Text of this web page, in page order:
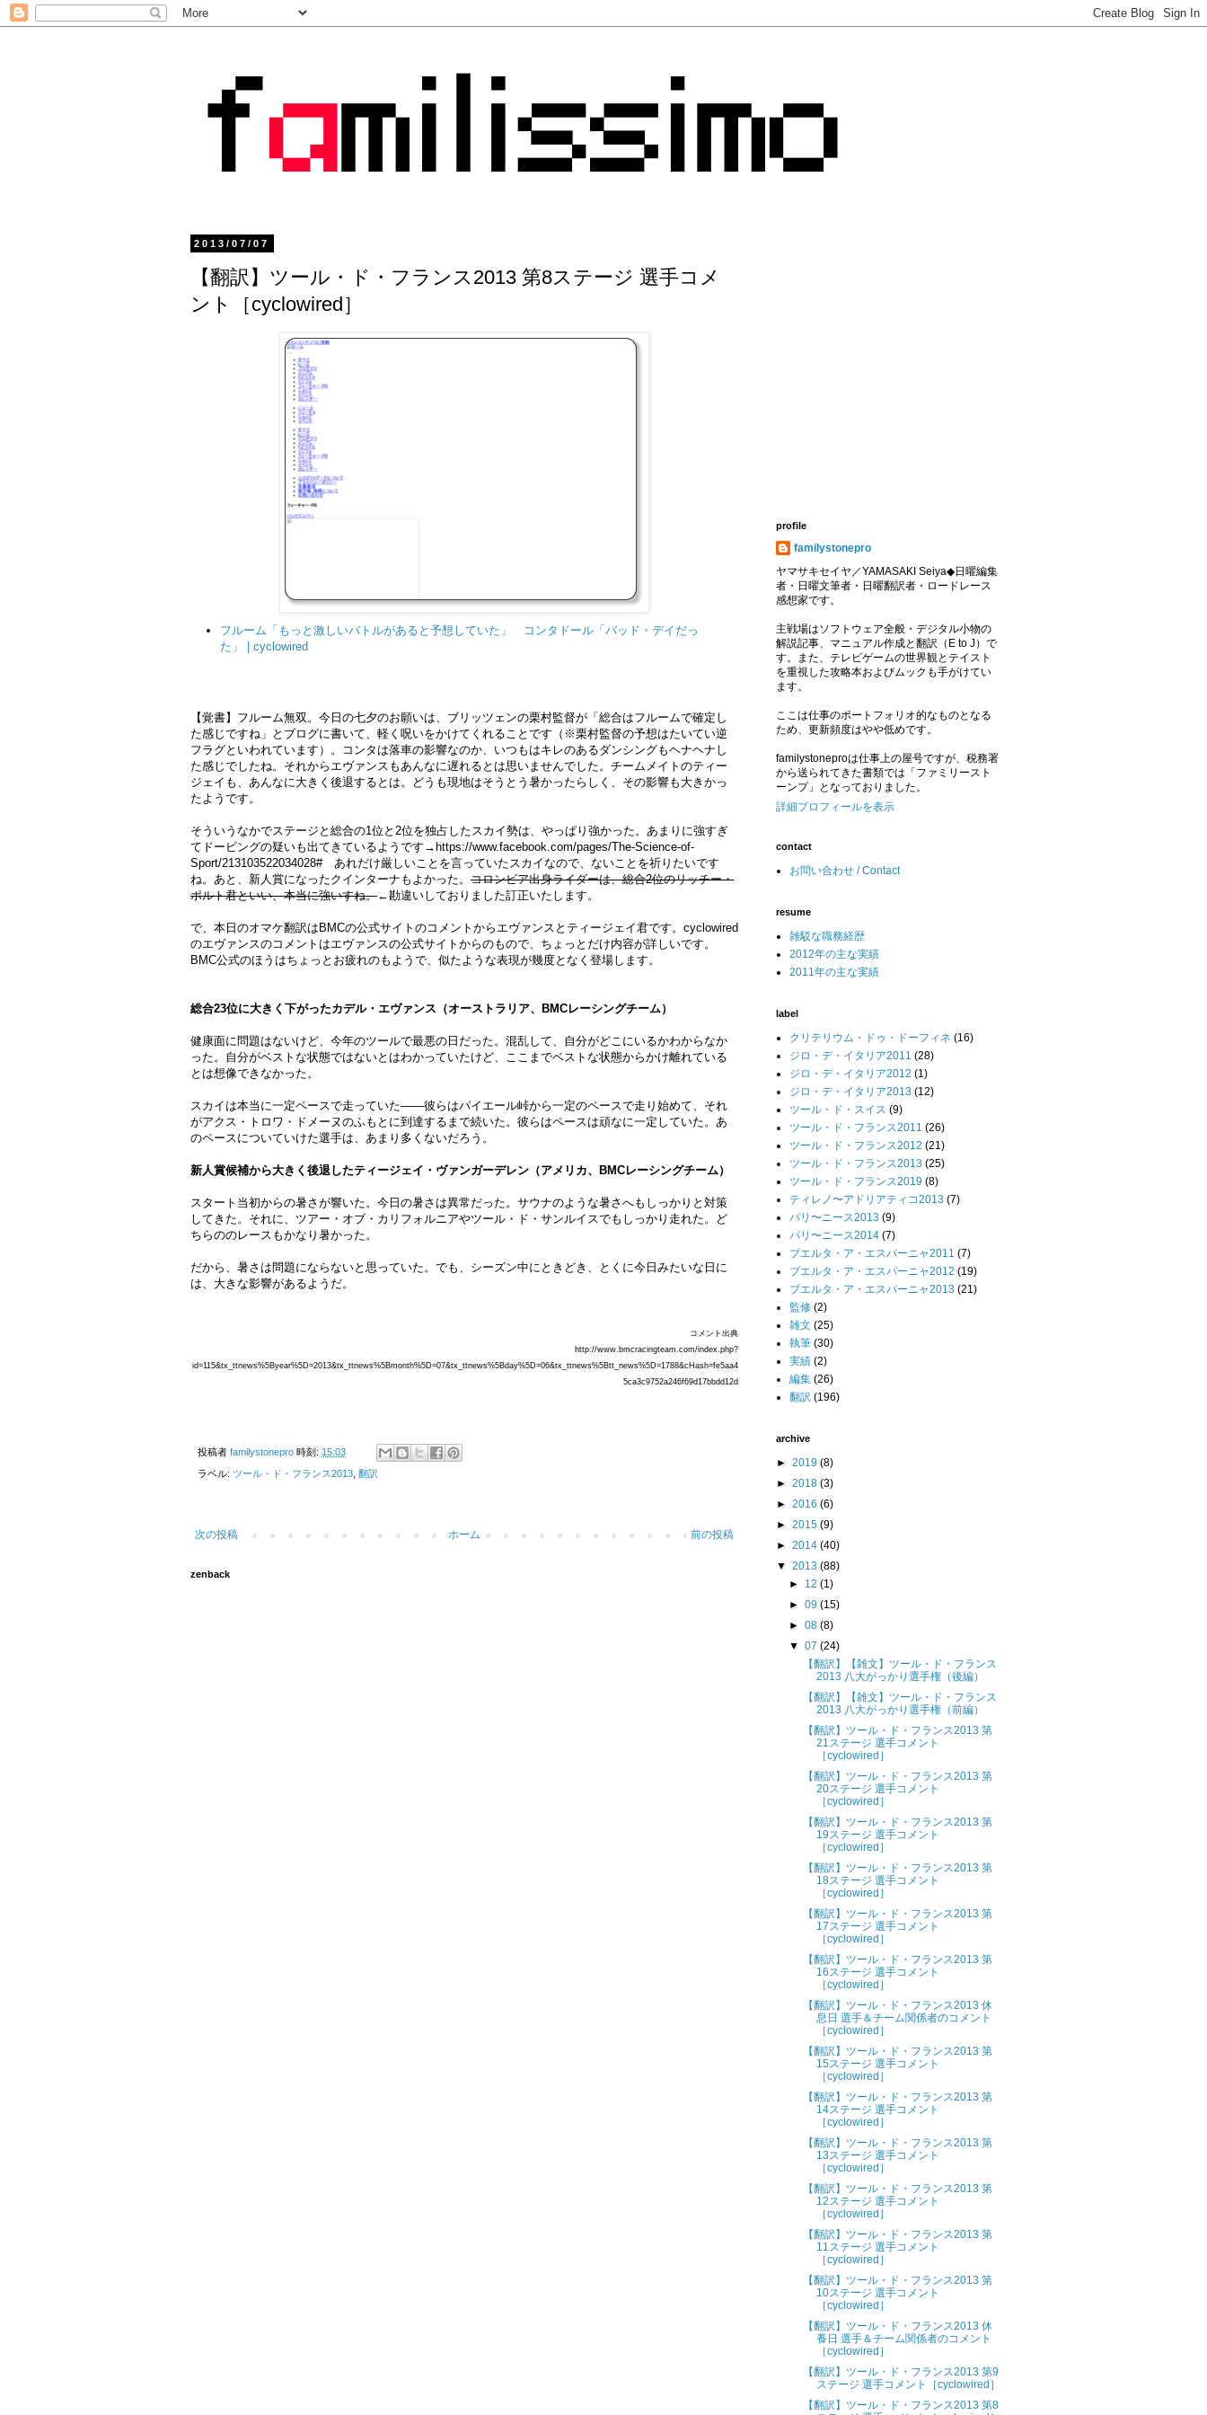
2013/07/07
【翻訳】ツール・ド・フランス2013 第8ステージ 選手コメ
ント［cyclowired］
フルーム「もっと激しいバトルがあると予想していた」 コンタドール「バッド・デイだっ
た」 | cyclowired
【覚書】フルーム無双。今日の七夕のお願いは、ブリッツェンの栗村監督が「総合はフルームで確定し
た感じですね」とブログに書いて、軽く呪いをかけてくれることです（※栗村監督の予想はたいてい逆
フラグといわれています）。コンタは落車の影響なのか、いつもはキレのあるダンシングもヘナヘナし
た感じでしたね。それからエヴァンスもあんなに遅れるとは思いませんでした。チームメイトのティー
ジェイも、あんなに大きく後退するとは。どうも現地はそうとう暑かったらしく、その影響も大きかっ
たようです。
そういうなかでステージと総合の1位と2位を独占したスカイ勢は、やっぱり強かった。あまりに強すぎ
てドーピングの疑いも出てきているようです→https://www.facebook.com/pages/The-Science-of-
Sport/213103522034028# あれだけ厳しいことを言っていたスカイなので、ないことを祈りたいです
ね。あと、新人賞になったクインターナもよかった。 コロンビア出身ライダーは、総合2位のリッチー・
ポルト君といい、本当に強いすね。←勘違いしておりました訂正いたします。
で、本日のオマケ翻訳はBMCの公式サイトのコメントからエヴァンスとティージェイ君です。cyclowired
のエヴァンスのコメントはエヴァンスの公式サイトからのもので、ちょっとだけ内容が詳しいです。
BMC公式のほうはちょっとお疲れのもようで、似たような表現が幾度となく登場します。
総合23位に大きく下がったカデル・エヴァンス（オーストラリア、BMCレーシングチーム）
健康面に問題はないけど、今年のツールで最悪の日だった。混乱して、自分がどこにいるかわからなか
った。自分がベストな状態ではないとはわかっていたけど、ここまでベストな状態からかけ離れている
とは想像できなかった。
スカイは本当に一定ペースで走っていた——彼らはパイエール峠から一定のペースで走り始めて、それ
がアクス・トロワ・ドメーヌのふもとに到達するまで続いた。彼らはペースは頑なに一定していた。あ
のペースについていけた選手は、あまり多くないだろう。
新人賞候補から大きく後退したティージェイ・ヴァンガーデレン（アメリカ、BMCレーシングチーム）
スタート当初からの暑さが響いた。今日の暑さは異常だった。サウナのような暑さへもしっかりと対策
してきた。それに、ツアー・オブ・カリフォルニアやツール・ド・サンルイスでもしっかり走れた。ど
ちらののレースもかなり暑かった。
だから、暑さは問題にならないと思っていた。でも、シーズン中にときどき、とくに今日みたいな日に
は、大きな影響があるようだ。
コメント出典
http://www.bmcracingteam.com/index.php?
id=115&tx_ttnews%5Byear%5D=2013&tx_ttnews%5Bmonth%5D=07&tx_ttnews%5Bday%5D=06&tx_ttnews%5Btt_news%5D=1788&cHash=fe5aa4
5ca3c9752a246f69d17bbdd12d
投稿者 familystonepro 時刻: 15:03
ラベル: ツール・ド・フランス2013, 翻訳
次の投稿 前の投稿
ホーム
zenback
profile
familystonepro
ヤマサキセイヤ／YAMASAKI Seiya◆日曜編集
者・日曜文筆者・日曜翻訳者・ロードレース
感想家です。
主戦場はソフトウェア全般・デジタル小物の
解説記事、マニュアル作成と翻訳（E to J）で
す。また、テレビゲームの世界観とテイスト
を重視した攻略本およびムックも手がけてい
ます。
ここは仕事のポートフォリオ的なものとなる
ため、更新頻度はやや低めです。
familystoneproは仕事上の屋号ですが、税務署
から送られてきた書類では「ファミリースト
ーンプ」となっておりました。
詳細プロフィールを表示
contact
お問い合わせ / Contact
resume
雑駁な職務経歴
2012年の主な実績
2011年の主な実績
label
クリテリウム・ドゥ・ドーフィネ (16)
ジロ・デ・イタリア2011 (28)
ジロ・デ・イタリア2012 (1)
ジロ・デ・イタリア2013 (12)
ツール・ド・スイス (9)
ツール・ド・フランス2011 (26)
ツール・ド・フランス2012 (21)
ツール・ド・フランス2013 (25)
ツール・ド・フランス2019 (8)
ティレノ〜アドリアティコ2013 (7)
パリ〜ニース2013 (9)
パリ〜ニース2014 (7)
ブエルタ・ア・エスパーニャ2011 (7)
ブエルタ・ア・エスパーニャ2012 (19)
ブエルタ・ア・エスパーニャ2013 (21)
監修 (2)
雑文 (25)
執筆 (30)
実績 (2)
編集 (26)
翻訳 (196)
archive
► 2019 (8)
► 2018 (3)
► 2016 (6)
► 2015 (9)
► 2014 (40)
▼ 2013 (88)
► 12(1)
►09(15)
►08(8)
▼07(24)
【翻訳】【雑文】ツール・ド・フランス
2013 八大がっかり選手権（後編）
【翻訳】【雑文】ツール・ド・フランス
2013 八大がっかり選手権（前編）
【翻訳】ツール・ド・フランス2013 第
21ステージ 選手コメント
［cyclowired］
【翻訳】ツール・ド・フランス2013 第
20ステージ 選手コメント
［cyclowired］
【翻訳】ツール・ド・フランス2013 第
19ステージ 選手コメント
［cyclowired］
【翻訳】ツール・ド・フランス2013 第
18ステージ 選手コメント
［cyclowired］
【翻訳】ツール・ド・フランス2013 第
17ステージ 選手コメント
［cyclowired］
【翻訳】ツール・ド・フランス2013 第
16ステージ 選手コメント
［cyclowired］
【翻訳】ツール・ド・フランス2013 休
息日 選手＆チーム関係者のコメント
［cyclowired］
【翻訳】ツール・ド・フランス2013 第
15ステージ 選手コメント
［cyclowired］
【翻訳】ツール・ド・フランス2013 第
14ステージ 選手コメント
［cyclowired］
【翻訳】ツール・ド・フランス2013 第
13ステージ 選手コメント
［cyclowired］
【翻訳】ツール・ド・フランス2013 第
12ステージ 選手コメント
［cyclowired］
【翻訳】ツール・ド・フランス2013 第
11ステージ 選手コメント
［cyclowired］
【翻訳】ツール・ド・フランス2013 第
10ステージ 選手コメント
［cyclowired］
【翻訳】ツール・ド・フランス2013 休
養日 選手＆チーム関係者のコメント
［cyclowired］
【翻訳】ツール・ド・フランス2013 第9
ステージ 選手コメント［cyclowired］
【翻訳】ツール・ド・フランス2013 第8